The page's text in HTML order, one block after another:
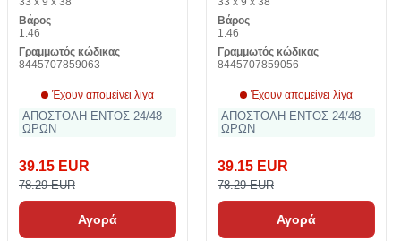
Βάρος
1.46
Γραμμωτός κώδικας
8445707859063
Έχουν απομείνει λίγα
ΑΠΟΣΤΟΛΗ ΕΝΤΟΣ 24/48
ΩΡΩΝ
39.15 EUR
78.29 EUR
Αγορά
Βάρος
1.46
Γραμμωτός κώδικας
8445707859056
Έχουν απομείνει λίγα
ΑΠΟΣΤΟΛΗ ΕΝΤΟΣ 24/48
ΩΡΩΝ
39.15 EUR
78.29 EUR
Αγορά